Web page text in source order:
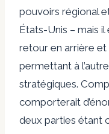
pouvoirs régional
États-Unis – mais
retour en arrière et
permettant à
stratégiques.
comporterait
deux parties étant